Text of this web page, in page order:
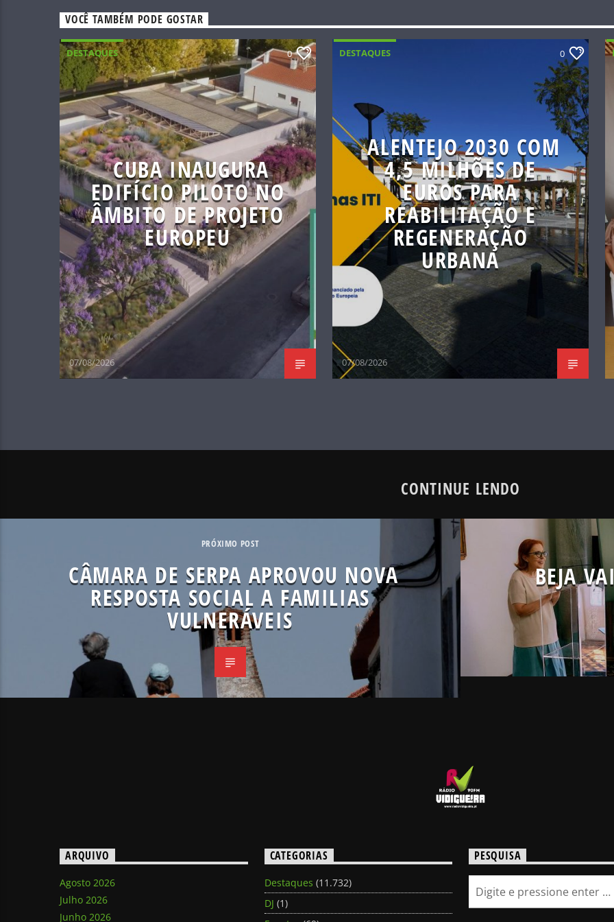
VOCÊ TAMBÉM PODE GOSTAR
DESTAQUES 0
CUBA INAUGURA
EDIFÍCIO PILOTO NO
ÂMBITO DE PROJETO
EUROPEU
07/08/2026
DESTAQUES 0
ALENTEJO 2030 COM
4,5 MILHÕES DE
EUROS PARA
REABILITAÇÃO E
REGENERAÇÃO
URBANA
07/08/2026
CONTINUE LENDO
PRÓXIMO POST
CÂMARA DE SERPA APROVOU NOVA
RESPOSTA SOCIAL A FAMILIAS
VULNERÁVEIS
BEJA
ARQUIVO
Agosto 2026
Julho 2026
Junho 2026
CATEGORIAS
Destaques (11.732)
DJ (1)
PESQUISA